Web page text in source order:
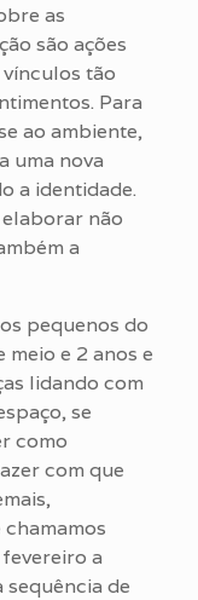
as
são ações
tão
Para
ao ambiente,
uma nova
a identidade.
elaborar não
a
pequenos do
e 2 anos e
lidando com
se
como
com que
a
de